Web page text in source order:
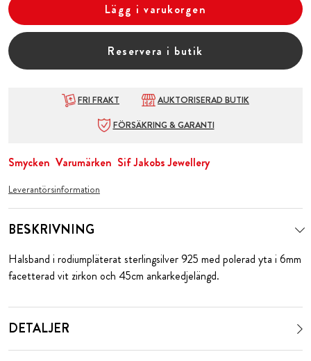
Lägg i varukorgen
Reservera i butik
FRI FRAKT
AUKTORISERAD BUTIK
FÖRSÄKRING & GARANTI
Smycken Varumärken Sif Jakobs Jewellery
Leverantörsinformation
BESKRIVNING
Halsband i rodiumpläterat sterlingsilver 925 med polerad yta i 6mm
facetterad vit zirkon och 45cm ankarkedjelängd.
DETALJER